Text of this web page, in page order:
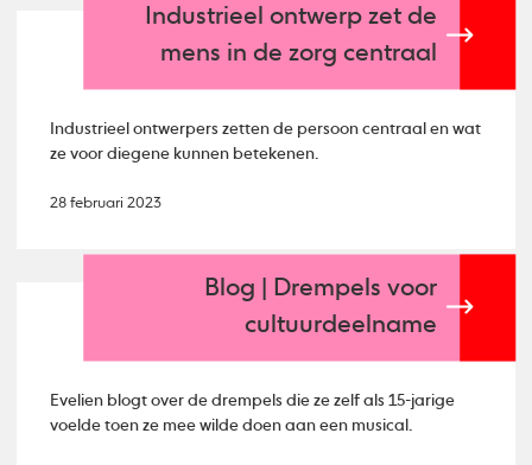
Industrieel ontwerp zet de
mens in de zorg centraal
Industrieel ontwerpers zetten de persoon centraal en wat
ze voor diegene kunnen betekenen.
28 februari 2023
Blog | Drempels voor
cultuurdeelname
Evelien blogt over de drempels die ze zelf als 15-jarige
voelde toen ze mee wilde doen aan een musical.